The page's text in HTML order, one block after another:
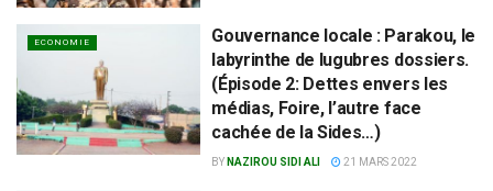
ECONOMIE
Gouvernance locale : Parakou, le
labyrinthe de lugubres dossiers.
(Épisode 2: Dettes envers les
médias, Foire, l’autre face
cachée de la Sides…)
BY NAZIROU SIDI ALI 21 MARS 2022